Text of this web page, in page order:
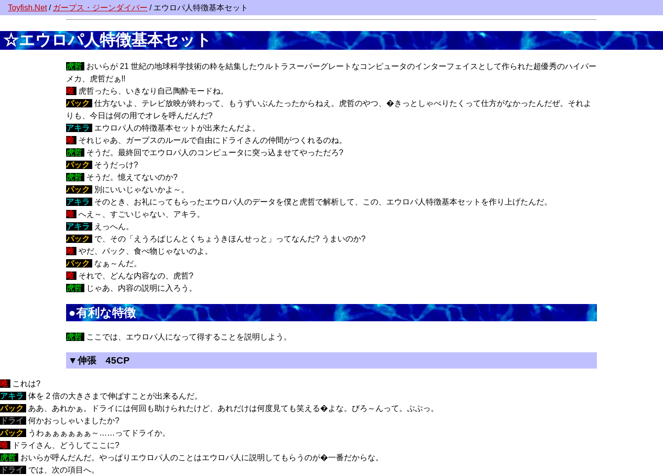
Toyfish.Net/ ガープス・ジーンダイバー / エウロパ人特徴基本セット
☆エウロパ人特徴基本セット
虎哲 おいらが 21 世紀の地球科学技術の粋を結集したウルトラスーパーグレートなコンピュータのインターフェイスとして作られた超優秀のハイパー
メカ、虎哲だぁ!!
唯
虎哲ったら、いきなり自己陶酔モードね。
パック
仕方ないよ、テレビ放映が終わって、もうずいぶんたったからねえ。虎哲のやつ、�きっとしゃべりたくって仕方がなかったんだぜ。それよ
りも、今日は何の用でオレを呼んだんだ?
アキラ
エウロパ人の特徴基本セットが出来たんだよ。
唯 それじゃあ、ガープスのルールで自由にドライさんの仲間がつくれるのね。
虎哲 そうだ。最終回でエウロパ人のコンピュータに突っ込ませてやっただろ?
パック
そうだっけ?
虎哲 そうだ。憶えてないのか?
パック
別にいいじゃないかよ～。
アキラ
そのとき、お礼にってもらったエウロパ人のデータを僕と虎哲で解析して、この、エウロパ人特徴基本セットを作り上げたんだ。
唯 へえ～、すごいじゃない、アキラ。
アキラ
えっへん。
パック
で、その「えうろぱじんとくちょうきほんせっと」ってなんだ? うまいのか?
唯 やだ、パック、食べ物じゃないのよ。
パック
なぁ～んだ。
唯 それで、どんな内容なの、虎哲?
虎哲
じゃあ、内容の説明に入ろう。
●有利な特徴
虎哲 ここでは、エウロパ人になって得することを説明しよう。
▼伸張 45CP
唯
これは?
アキラ
体を 2 倍の大きさまで伸ばすことが出来るんだ。
パック
ああ、あれかぁ。ドライには何回も助けられたけど、あれだけは何度見ても笑える�よな。びろ～んって。ぷぷっ。
ドライ
何かおっしゃいましたか?
パック
うわぁぁぁぁぁぁ～……ってドライか。
唯
ドライさん、どうしてここに?
虎哲 おいらが呼んだんだ。やっぱりエウロパ人のことはエウロパ人に説明してもらうのが�一番だからな。
ドライ
では、次の項目へ。